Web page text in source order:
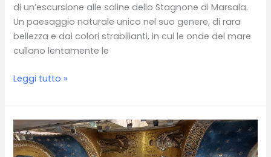
di un’escursione alle saline dello Stagnone di Marsala.
Un paesaggio naturale unico nel suo genere, di rara
bellezza e dai colori strabilianti, in cui le onde del mare
cullano lentamente le
Lo
delle
saline
di
Marsala
Leggi tutto »